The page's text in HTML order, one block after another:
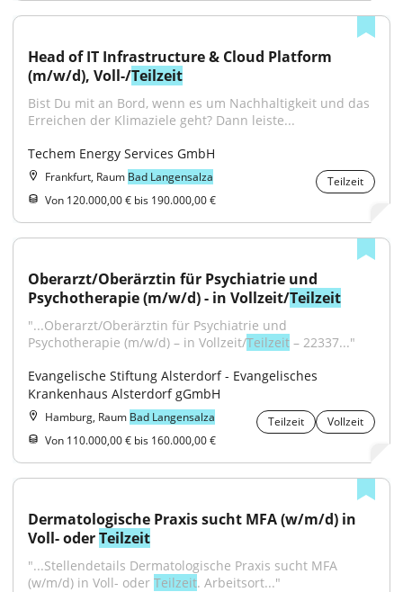
Head of IT Infrastructure & Cloud Platform
(m/w/d), Voll-/Teilzeit
Bist Du mit an Bord, wenn es um Nachhaltigkeit und das
Erreichen der Klimaziele geht? Dann leiste...
Techem Energy Services GmbH
Frankfurt, Raum Bad Langensalza
Teilzeit
Von 120.000,00 € bis 190.000,00 €
Oberarzt/Oberärztin für Psychiatrie und
Psychotherapie (m/w/d) - in Vollzeit/Teilzeit
"...Oberarzt/Oberärztin für Psychiatrie und
Psychotherapie (m/w/d) – in Vollzeit/Teilzeit – 22337..."
Evangelische Stiftung Alsterdorf - Evangelisches
Krankenhaus Alsterdorf gGmbH
Hamburg, Raum Bad Langensalza Teilzeit
Vollzeit
Von 110.000,00 € bis 160.000,00 €
Dermatologische Praxis sucht MFA (w/m/d) in
Voll- oder Teilzeit
"...Stellendetails Dermatologische Praxis sucht MFA
(w/m/d) in Voll- oder Teilzeit. Arbeitsort..."